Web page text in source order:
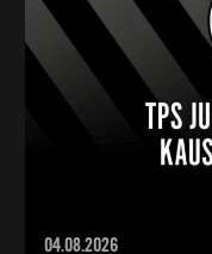
04.08.2026